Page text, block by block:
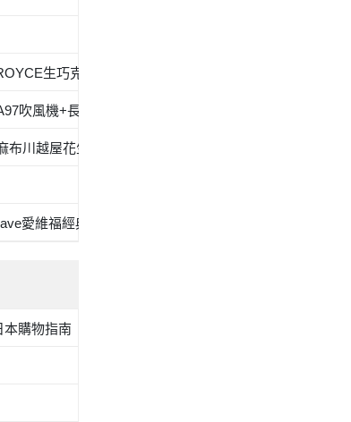
生巧克力
吹風機+長崎心泉堂蜂蜜蛋糕
布川越屋花生醬
愛維福經典專利素材椅墊&「樂一番」日本轉運基本教學
本購物指南